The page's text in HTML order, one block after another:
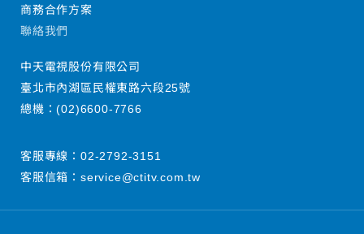
商務合作方案
聯絡我們
中天電視股份有限公司
臺北市內湖區民權東路六段25號
總機：(02)6600-7766
客服專線： 02-2792-3151
客服信箱： service@ctitv.com.tw